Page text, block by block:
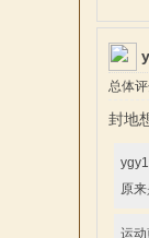
总体
封地
原
运